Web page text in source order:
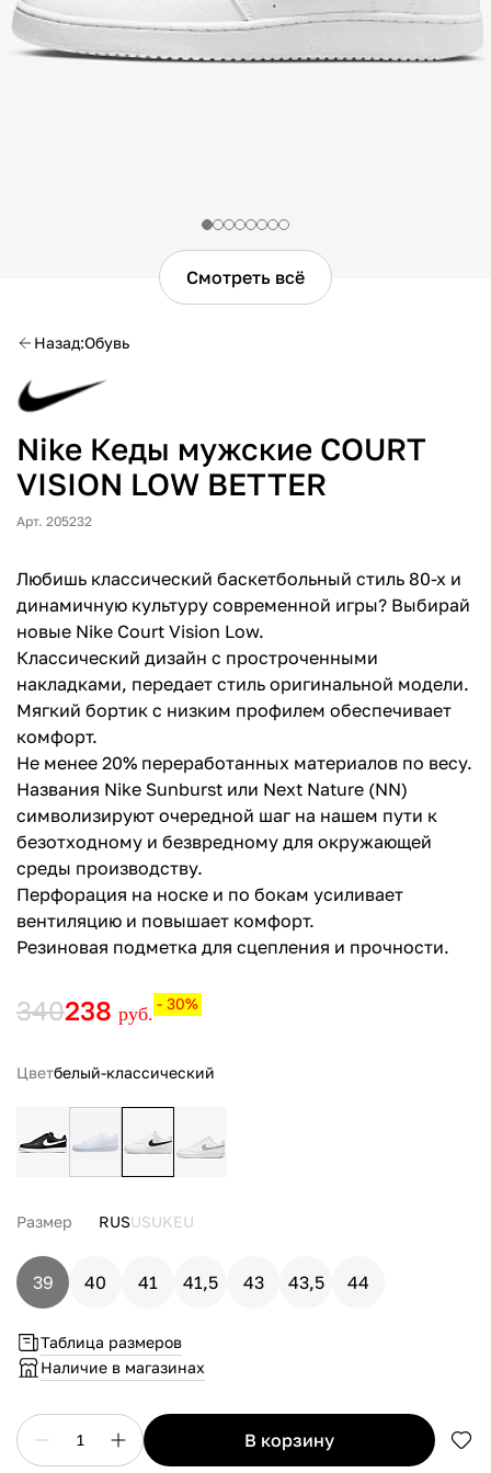
Смотреть всё
Назад Обувь
Nike Кеды мужские COURT
VISION LOW BETTER
Арт. 205232
Любишь классический баскетбольный стиль 80-х и
динамичную культуру современной игры? Выбирай
новые Nike Court Vision Low.
Классический дизайн с простроченными
накладками, передает стиль оригинальной модели.
Мягкий бортик с низким профилем обеспечивает
комфорт.
Не менее 20% переработанных материалов по весу.
Названия Nike Sunburst или Next Nature (NN)
символизируют очередной шаг на нашем пути к
безотходному и безвредному для окружающей
среды производству.
Перфорация на носке и по бокам усиливает
вентиляцию и повышает комфорт.
Резиновая подметка для сцепления и прочности.
340238 руб. - 30%
Цветбелый-классический
Размер RUSUSUKEU
39 40 41 41,5 43 43,5 44
Таблица размеров
Наличие в магазинах
1 в корзину